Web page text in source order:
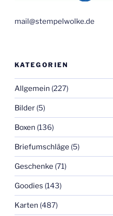
mail@stempelwolke.de
KATEGORIEN
Allgemein (227)
Bilder (5)
Boxen (136)
Briefumschläge (5)
Geschenke (71)
Goodies (143)
Karten (487)